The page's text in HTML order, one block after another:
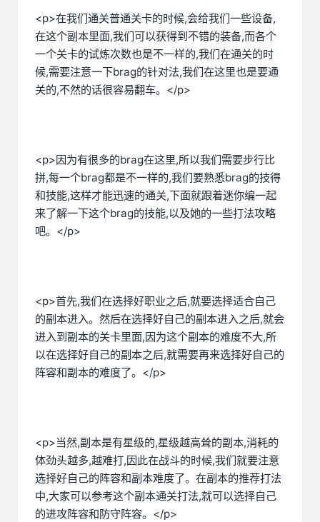
<p>在我们通关普通关卡的时候,会给我们一些设备,
在这个副本里面,我们可以获得到不错的装备,而各个
一个关卡的试炼次数也是不一样的,我们在通关的时
候,需要注意一下brag的针对法,我们在这里也是要通
关的,不然的话很容易翻车。</p>
<p>因为有很多的brag在这里,所以我们需要步行比
拼,每一个brag都是不一样的,我们要熟悉brag的技得
和技能,这样才能迅速的通关,下面就跟着迷你编一起
来了解一下这个brag的技能,以及她的一些打法攻略
吧。</p>
<p>首先,我们在选择好职业之后,就要选择适合自己
的副本进入。然后在选择好自己的副本进入之后,就会
进入到副本的关卡里面,因为这个副本的难度不大,所
以在选择好自己的副本之后,就需要再来选择好自己的
阵容和副本的难度了。</p>
<p>当然,副本是有星级的,星级越高耸的副本,消耗的
体劲头越多,越难打,因此在战斗的时候,我们就要注意
选择好自己的阵容和副本难度了。在副本的推荐打法
中,大家可以参考这个副本通关打法,就可以选择自己
的进攻阵容和防守阵容。</p>